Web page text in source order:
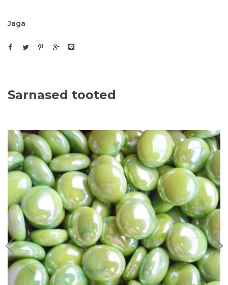
Jaga
Sarnased tooted